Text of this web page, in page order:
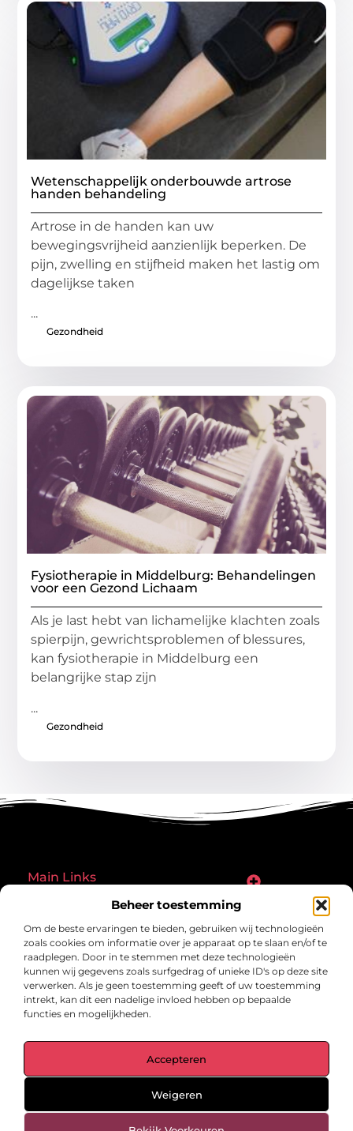
Beheer toestemming
Om de beste ervaringen te bieden, gebruiken wij technologieën
zoals cookies om informatie over je apparaat op te slaan en/of te
raadplegen. Door in te stemmen met deze technologieën
kunnen wij gegevens zoals surfgedrag of unieke ID's op deze site
verwerken. Als je geen toestemming geeft of uw toestemming
intrekt, kan dit een nadelige invloed hebben op bepaalde
functies en mogelijkheden.
Accepteren
Weigeren
Wetenschappelijk onderbouwde artrose
handen behandeling
Artrose in de handen kan uw
bewegingsvrijheid aanzienlijk beperken. De
pijn, zwelling en stijfheid maken het lastig om
dagelijkse taken
...
Gezondheid
Fysiotherapie in Middelburg: Behandelingen
voor een Gezond Lichaam
Als je last hebt van lichamelijke klachten zoals
spierpijn, gewrichtsproblemen of blessures,
kan fysiotherapie in Middelburg een
belangrijke stap zijn
...
Gezondheid
Main Links
inspirerende verhalen.
Ontdek blogs en artikelen over alles wat het dagelijks leven boeiend
maakt.
@2025 All Right Reserved. Design bywww.gegrond.nl.